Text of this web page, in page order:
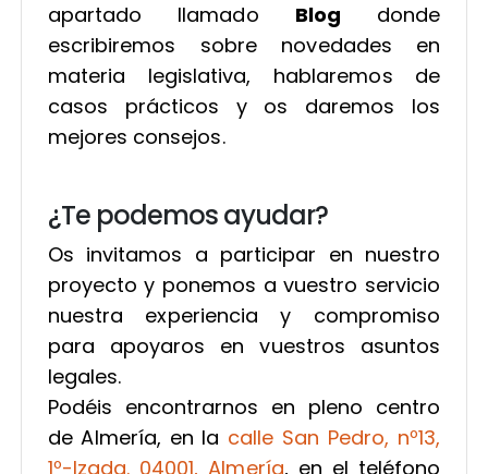
apartado llamado Blog donde
escribiremos sobre novedades en
materia legislativa, hablaremos de
casos prácticos y os daremos los
mejores consejos.
¿Te podemos ayudar?
Os invitamos a participar en nuestro
proyecto y ponemos a vuestro servicio
nuestra experiencia y compromiso
para apoyaros en vuestros asuntos
legales.
Podéis encontrarnos en pleno centro
de Almería, en la calle San Pedro, nº13,
1º-Izqda. 04001, Almería, en el teléfono